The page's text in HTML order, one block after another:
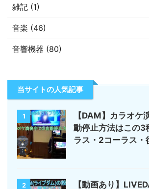
雑記 (1)
音楽 (46)
音響機器 (80)
当サイトの人気記事
1
【DAM】カラオケ
動停止方法はこの3
ラス・2コーラス・
2 【動画あり】